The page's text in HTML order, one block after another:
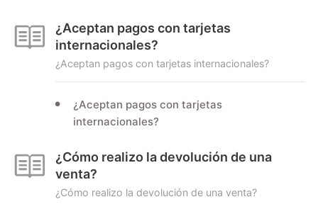
¿Aceptan pagos con tarjetas
internacionales?
¿Aceptan pagos con tarjetas internacionales?
¿Aceptan pagos con tarjetas
internacionales?
¿Cómo realizo la devolución de una
venta?
¿Cómo realizo la devolución de una venta?